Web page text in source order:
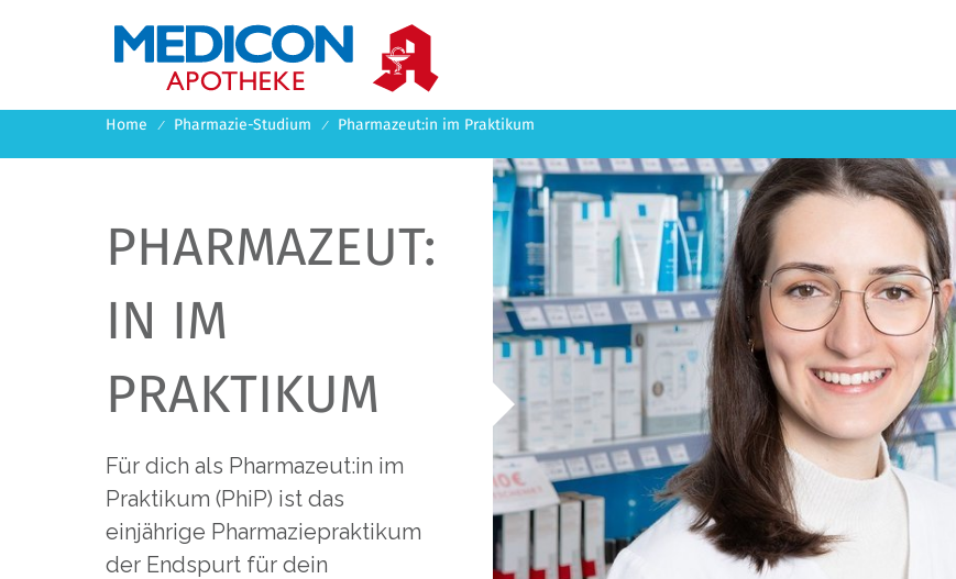

Home Pharmazie-Studium Pharmazeut:in im Praktikum
PHARMAZEUT:
IN IM
PRAKTIKUM
Für dich als Pharmazeut:in im
Praktikum (PhiP) ist das
einjährige Pharmaziepraktikum
der Endspurt für dein